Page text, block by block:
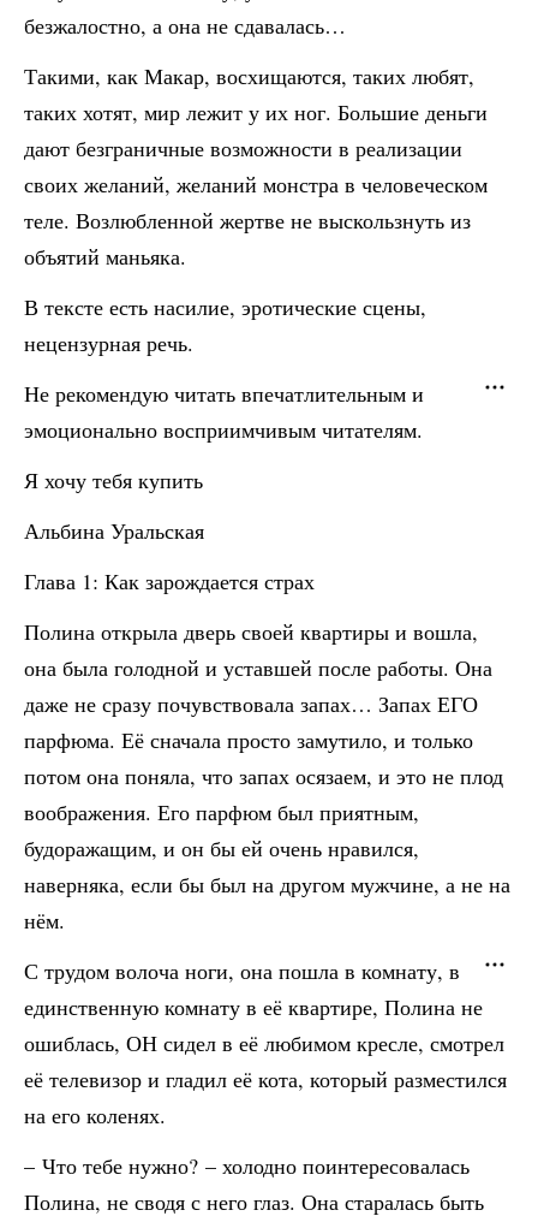
безжалостно, а она не сдавалась…
Такими, как Макар, восхищаются, таких любят,
таких хотят, мир лежит у их ног. Большие деньги
дают безграничные возможности в реализации
своих желаний, желаний монстра в человеческом
теле. Возлюбленной жертве не выскользнуть из
объятий маньяка.
В тексте есть насилие, эротические сцены,
нецензурная речь.
Не рекомендую читать впечатлительным и
эмоционально восприимчивым читателям.
Я хочу тебя купить
Альбина Уральская
Глава 1: Как зарождается страх
Полина открыла дверь своей квартиры и вошла,
она была голодной и уставшей после работы. Она
даже не сразу почувствовала запах… Запах ЕГО
парфюма. Её сначала просто замутило, и только
потом она поняла, что запах осязаем, и это не плод
воображения. Его парфюм был приятным,
будоражащим, и он бы ей очень нравился,
наверняка, если бы был на другом мужчине, а не на
нём.
С трудом волоча ноги, она пошла в комнату, в
единственную комнату в её квартире, Полина не
ошиблась, ОН сидел в её любимом кресле, смотрел
её телевизор и гладил её кота, который разместился
на его коленях.
– Что тебе нужно? – холодно поинтересовалась
Полина, не сводя с него глаз. Она старалась быть